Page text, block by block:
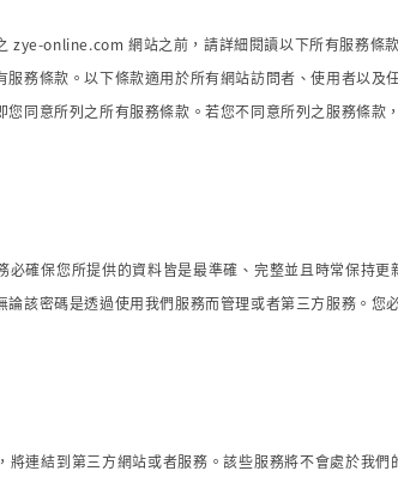
zye-online.com 網站之前，請詳細閱讀以下所有服務條款
務條款。以下條款適用於所有網站訪問者、使用者以及
同意所列之所有服務條款。若您不同意所列之服務條款
必確保您所提供的資料皆是最準確、完整並且時常保持
該密碼是透過使用我們服務而管理或者第三方服務。您
將連結到第三方網站或者服務。該些服務將不會處於我